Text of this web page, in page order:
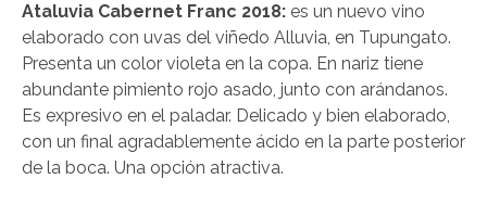
Ataluvia Cabernet Franc 2018: es un nuevo vino
elaborado con uvas del viñedo Alluvia, en Tupungato.
Presenta un color violeta en la copa. En nariz tiene
abundante pimiento rojo asado, junto con arándanos.
Es expresivo en el paladar. Delicado y bien elaborado,
con un final agradablemente ácido en la parte posterior
de la boca. Una opción atractiva.